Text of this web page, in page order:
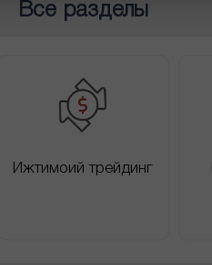
Все разделы
Ижтимоий трейдинг